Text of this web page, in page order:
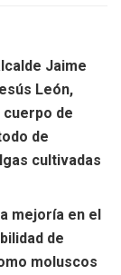
Jaime
León,
de
de
cultivadas
mejoría en el
de
moluscos